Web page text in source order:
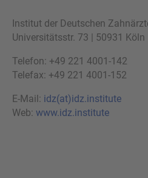
Institut der Deutschen
Universitätsstr. 73 | 50931 Köln
Telefon: +49 221 4001-142
Telefax: +49 221 4001-152
E-Mail: idz(at)idz.institute
Web: www.idz.institute